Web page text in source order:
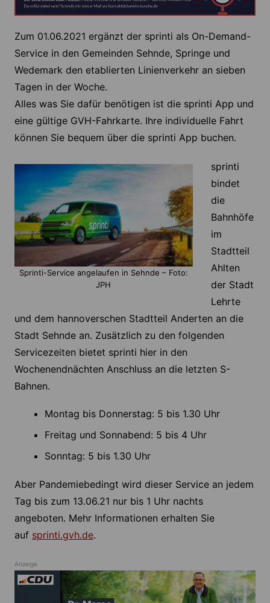
Zum 01.06.2021 ergänzt der sprinti als On-Demand-
Service in den Gemeinden Sehnde, Springe und
Wedemark den etablierten Linienverkehr an sieben
Tagen in der Woche.
Alles was Sie dafür benötigen ist die sprinti App und
eine gültige GVH-Fahrkarte. Ihre individuelle Fahrt
können Sie bequem über die sprinti App buchen.
Sprinti-Service angelaufen in Sehnde – Foto:
JPH
sprinti
bindet
die
Bahnhöfe
im
Stadtteil
Ahlten
der Stadt
Lehrte
und dem hannoverschen Stadtteil Anderten an die
Stadt Sehnde an. Zusätzlich zu den folgenden
Servicezeiten bietet sprinti hier in den
Wochenendnächten Anschluss an die letzten S-
Bahnen.
Montag bis Donnerstag: 5 bis 1.30 Uhr
Freitag und Sonnabend: 5 bis 4 Uhr
Sonntag: 5 bis 1.30 Uhr
Aber Pandemiebedingt wird dieser Service an jedem
Tag bis zum 13.06.21 nur bis 1 Uhr nachts
angeboten. Mehr Informationen erhalten Sie
auf sprinti.gvh.de.
Anzeige